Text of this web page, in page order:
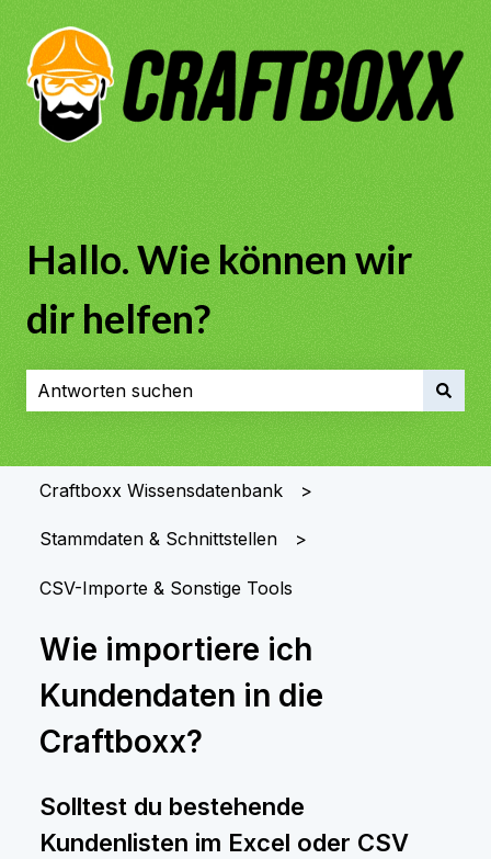
Hallo. Wie können wir
dir helfen?
Es gibt keine Vorschläge, da das Suchfeld leer ist.
Craftboxx Wissensdatenbank
Stammdaten & Schnittstellen
CSV-Importe & Sonstige Tools
Wie importiere ich
Kundendaten in die
Craftboxx?
Solltest du bestehende
Kundenlisten im Excel oder CSV